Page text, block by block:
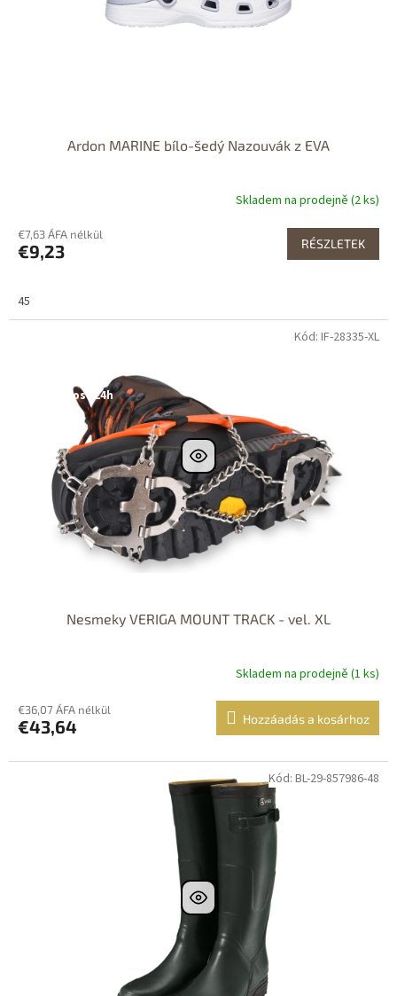
Ardon MARINE bílo-šedý Nazouvák z EVA
Skladem na prodejně (2 ks)
€7,63 ÁFA nélkül
€9,23 RÉSZLETEK
45
Dostupnost 24h
Nesmeky VERIGA MOUNT TRACK - vel. XL
Skladem na prodejně (1 ks)
€36,07 ÁFA nélkül
€43,64 Hozzáadás a kosárhoz
Kód: IF-28335-XL
Kód: BL-29-857986-48